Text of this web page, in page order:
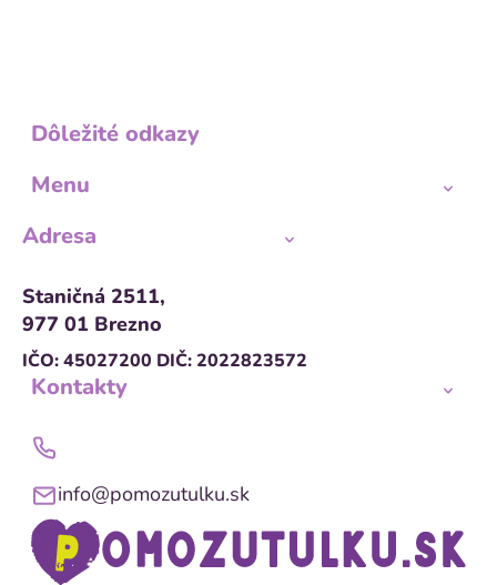
Dôležité odkazy
Menu
Adresa
Staničná 2511,
977 01 Brezno
IČO: 45027200 DIČ: 2022823572
Kontakty
info@pomozutulku.sk